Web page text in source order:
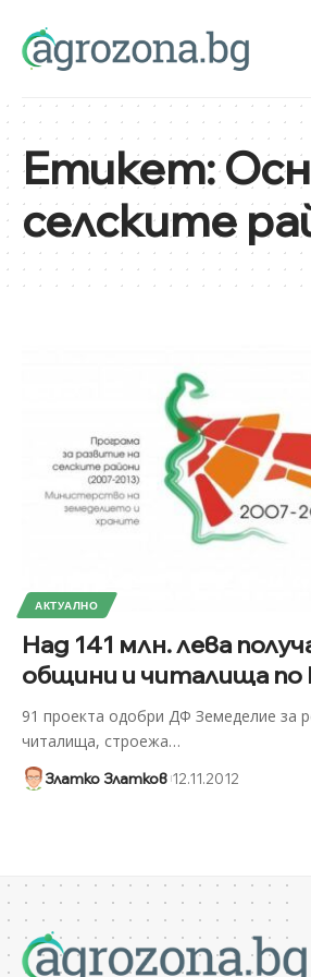
Етикет:
селските
АКТУАЛНО
Над 141 млн. лева
общини и читалища
91 проекта одобри ДФ Земеделие за
читалища, строежа…
Златко Златков 12.11.2012